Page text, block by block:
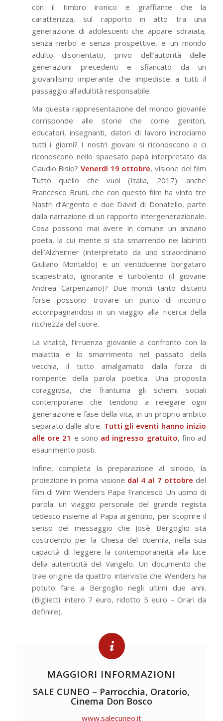
con il timbro ironico e graffiante che la
caratterizza, sul rapporto in atto tra una
generazione di adolescenti che appare sdraiata,
senza nerbo e senza prospettive, e un mondo
adulto disorientato, privo dell’autorità delle
generazioni precedenti e sfiancato da un
giovanilismo imperante che impedisce a tutti il
passaggio all’adultità responsabile.
Ma questa rappresentazione del mondo giovanile
corrisponde alle storie che come genitori,
educatori, insegnanti, datori di lavoro incrociamo
tutti i giorni? I nostri giovani si riconoscono e ci
riconoscono nello spaesato papà interpretato da
Claudio Bisio? Venerdì 19 ottobre, visione del film
Tutto quello che vuoi (Italia, 2017): anche
Francesco Bruni, che con questo film ha vinto tre
Nastri d’Argento e due David di Donatello, parte
dalla narrazione di un rapporto intergenerazionale.
Cosa possono mai avere in comune un anziano
poeta, la cui mente si sta smarrendo nei labirinti
dell’Alzheimer (interpretato da uno straordinario
Giuliano Montaldo) e un ventiduenne borgataro
scapestrato, ignorante e turbolento (il giovane
Andrea Carpenzano)? Due mondi tanto distanti
forse possono trovare un punto di incontro
accompagnandosi in un viaggio alla ricerca della
ricchezza del cuore.
La vitalità, l’irruenza giovanile a confronto con la
malattia e lo smarrimento nel passato della
vecchia, il tutto amalgamato dalla forza di
rompente della parola poetica. Una proposta
coraggiosa, che frantuma gli schemi sociali
contemporanei che tendono a relegare ogni
generazione e fase della vita, in un proprio ambito
separato dalle altre. Tutti gli eventi hanno inizio
alle ore 21 e sono ad ingresso gratuito, fino ad
esaurimento posti.
Infine, completa la preparazione al sinodo, la
proiezione in prima visione dal 4 al 7 ottobre del
film di Wim Wenders Papa Francesco Un uomo di
parola: un viaggio personale del grande regista
tedesco insieme al Papa argentino, per scoprire il
senso del messaggio che Josè Bergoglio sta
costruendo per la Chiesa del duemila, nella sua
capacità di leggere la contemporaneità alla luce
della autenticità del Vangelo. Un documento che
trae origine da quattro interviste che Wenders ha
potuto fare a Bergoglio negli ultimi due anni.
(Biglietti: intero 7 euro, ridotto 5 euro – Orari da
definire).
MAGGIORI INFORMAZIONI
SALE CUNEO – Parrocchia, Oratorio,
Cinema Don Bosco
www.salecuneo.it